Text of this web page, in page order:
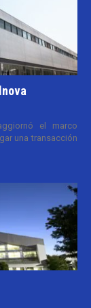
el marco
una transacción